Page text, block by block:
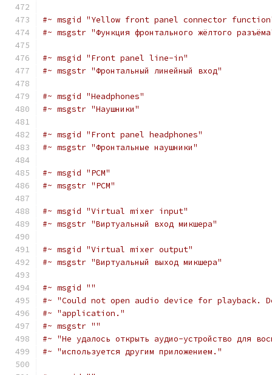
#~ msgid "Yellow front panel connector
#~ msgstr "Функция фронтального жёлтого
#~ msgid "Front panel line-in"
#~ msgstr "Фронтальный линейный вход"
#~ msgid "Headphones"
#~ msgstr "Наушники"
#~ msgid "Front panel headphones"
#~ msgstr "Фронтальные наушники"
#~ msgid "PCM"
#~ msgstr "PCM"
#~ msgid "Virtual mixer input"
#~ msgstr "Виртуальный вход микшера"
#~ msgid "Virtual mixer output"
#~ msgstr "Виртуальный выход микшера"
#~ msgid ""
#~ "Could not open audio device for playback.
#~ "application."
#~ msgstr ""
#~ "Не удалось открыть аудио-устройство для
#~ "используется другим приложением."